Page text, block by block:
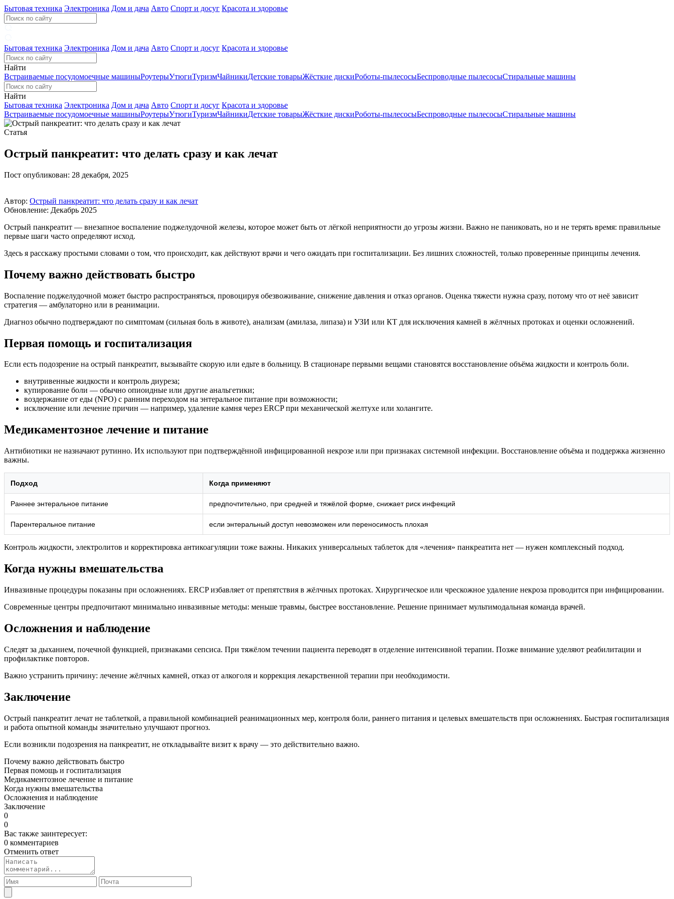
Бытовая техника Электроника Дом и дача Авто Спорт и досуг Красота и здоровье
Бытовая техника Электроника Дом и дача Авто Спорт и досуг Красота и здоровье
Найти
Встраиваемые посудомоечные машиныРоутерыУтюгиТуризмЧайникиДетские товарыЖёсткие дискиРоботы-пылесосыБеспроводные пылесосыСтиральные машины
Найти
Бытовая техника Электроника Дом и дача Авто Спорт и досуг Красота и здоровье
Встраиваемые посудомоечные машиныРоутерыУтюгиТуризмЧайникиДетские товарыЖёсткие дискиРоботы-пылесосыБеспроводные пылесосыСтиральные машины
Статья
Острый панкреатит: что делать сразу и как лечат
Пост опубликован: 28 декабря, 2025
Автор: Острый панкреатит: что делать сразу и как лечат
Обновление: Декабрь 2025
Острый панкреатит — внезапное воспаление поджелудочной железы, которое может быть от лёгкой неприятности до угрозы жизни. Важно не паниковать, но и не терять время: правильные
первые шаги часто определяют исход.
Здесь я расскажу простыми словами о том, что происходит, как действуют врачи и чего ожидать при госпитализации. Без лишних сложностей, только проверенные принципы лечения.
Почему важно действовать быстро
Воспаление поджелудочной может быстро распространяться, провоцируя обезвоживание, снижение давления и отказ органов. Оценка тяжести нужна сразу, потому что от неё зависит
стратегия — амбулаторно или в реанимации.
Диагноз обычно подтверждают по симптомам (сильная боль в животе), анализам (амилаза, липаза) и УЗИ или КТ для исключения камней в жёлчных протоках и оценки осложнений.
Первая помощь и госпитализация
Если есть подозрение на острый панкреатит, вызывайте скорую или едьте в больницу. В стационаре первыми вещами становятся восстановление объёма жидкости и контроль боли.
внутривенные жидкости и контроль диуреза;
купирование боли — обычно опиоидные или другие анальгетики;
воздержание от еды (NPO) с ранним переходом на энтеральное питание при возможности;
исключение или лечение причин — например, удаление камня через ERCP при механической желтухе или холангите.
Медикаментозное лечение и питание
Антибиотики не назначают рутинно. Их используют при подтверждённой инфицированной некрозе или при признаках системной инфекции. Восстановление объёма и поддержка жизненно
важны.
Подход Когда применяют
Раннее энтеральное питание предпочтительно, при средней и тяжёлой форме, снижает риск инфекций
Парентеральное питание если энтеральный доступ невозможен или переносимость плохая
Контроль жидкости, электролитов и корректировка антикоагуляции тоже важны. Никаких универсальных таблеток для «лечения» панкреатита нет — нужен комплексный подход.
Когда нужны вмешательства
Инвазивные процедуры показаны при осложнениях. ERCP избавляет от препятствия в жёлчных протоках. Хирургическое или чрескожное удаление некроза проводится при инфицировании.
Современные центры предпочитают минимально инвазивные методы: меньше травмы, быстрее восстановление. Решение принимает мультимодальная команда врачей.
Осложнения и наблюдение
Следят за дыханием, почечной функцией, признаками сепсиса. При тяжёлом течении пациента переводят в отделение интенсивной терапии. Позже внимание уделяют реабилитации и
профилактике повторов.
Важно устранить причину: лечение жёлчных камней, отказ от алкоголя и коррекция лекарственной терапии при необходимости.
Заключение
Острый панкреатит лечат не таблеткой, а правильной комбинацией реанимационных мер, контроля боли, раннего питания и целевых вмешательств при осложнениях. Быстрая госпитализация
и работа опытной команды значительно улучшают прогноз.
Если возникли подозрения на панкреатит, не откладывайте визит к врачу — это действительно важно.
Почему важно действовать быстро
Первая помощь и госпитализация
Медикаментозное лечение и питание
Когда нужны вмешательства
Осложнения и наблюдение
Заключение
0
0
Вас также заинтересует:
0 комментариев
Отменить ответ